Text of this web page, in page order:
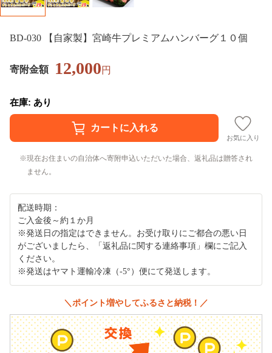
BD-030 【自家製】宮崎牛プレミアムハンバーグ１０個
寄附金額 12,000円
在庫: あり
お気に入り
現在お住まいの自治体へ寄附申込いただいた場合、返礼品は贈答され
ません。
配送時期：
ご入金後～約１か月
※発送日の指定はできません。お受け取りにご都合の悪い日
がございましたら、「返礼品に関する連絡事項」欄にご記入
ください。
※発送はヤマト運輸冷凍（-5°）便にて発送します。
＼ポイント増やしてふるさと納税！／